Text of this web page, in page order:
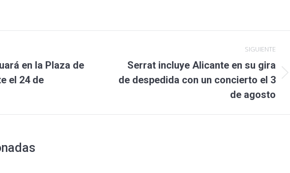
FacebookTwitter PinterestLinkedIn
en la Plaza de
el 24 de
SIGUIENTE
Publicación
Serrat incluye Alicante en su gira
de despedida con un concierto el 3
de agosto